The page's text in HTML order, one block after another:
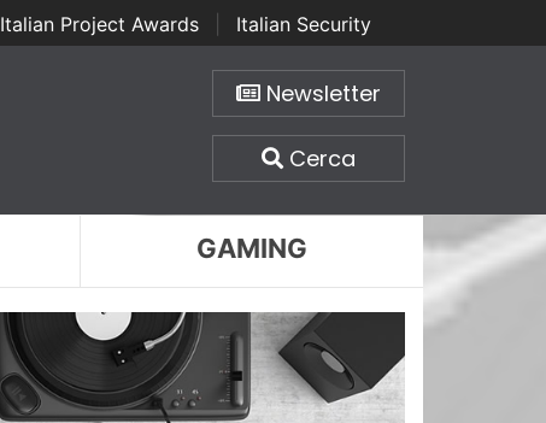
Italian Project Awards
Italian Security
Newsletter
Cerca
GAMING